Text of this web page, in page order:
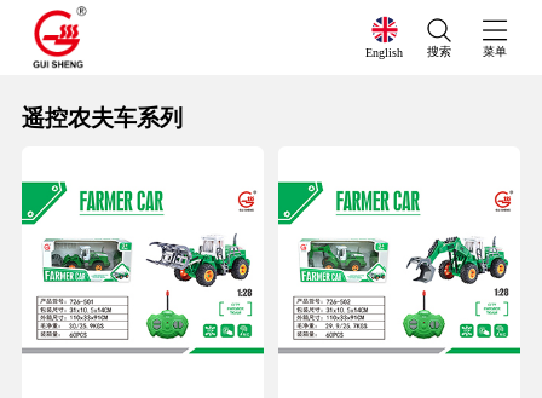
English 搜索 菜单
遥控农夫车系列